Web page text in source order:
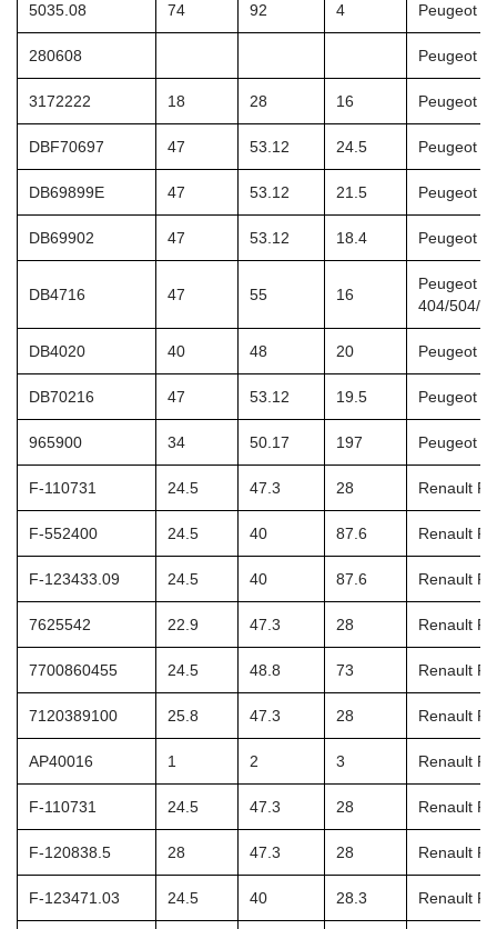
5035.08 74 92 4 Peugeot
280608 Peugeot
3172222 18 28 16 Peugeot
DBF70697 47 53.12 24.5 Peugeot
DB69899E 47 53.12 21.5 Peugeot
DB69902 47 53.12 18.4 Peugeot
DB4716 47 55 16
Peugeot
404/504/
DB4020 40 48 20 Peugeot
DB70216 47 53.12 19.5 Peugeot
965900 34 50.17 197 Peugeot
F-110731 24.5 47.3 28 Renault
F-552400 24.5 40 87.6 Renault
F-123433.09 24.5 40 87.6 Renault
7625542 22.9 47.3 28 Renault
7700860455 24.5 48.8 73 Renault
7120389100 25.8 47.3 28 Renault
AP40016 1 2 3 Renault
F-110731 24.5 47.3 28 Renault
F-120838.5 28 47.3 28 Renault
F-123471.03 24.5 40 28.3 Renault